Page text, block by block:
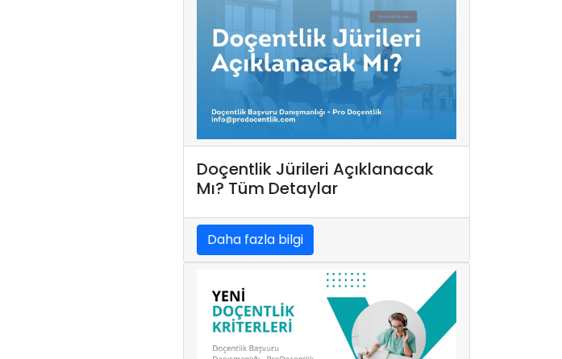
Doçentlik Jürileri Açıklanacak
Mı? Tüm Detaylar
Daha fazla bilgi